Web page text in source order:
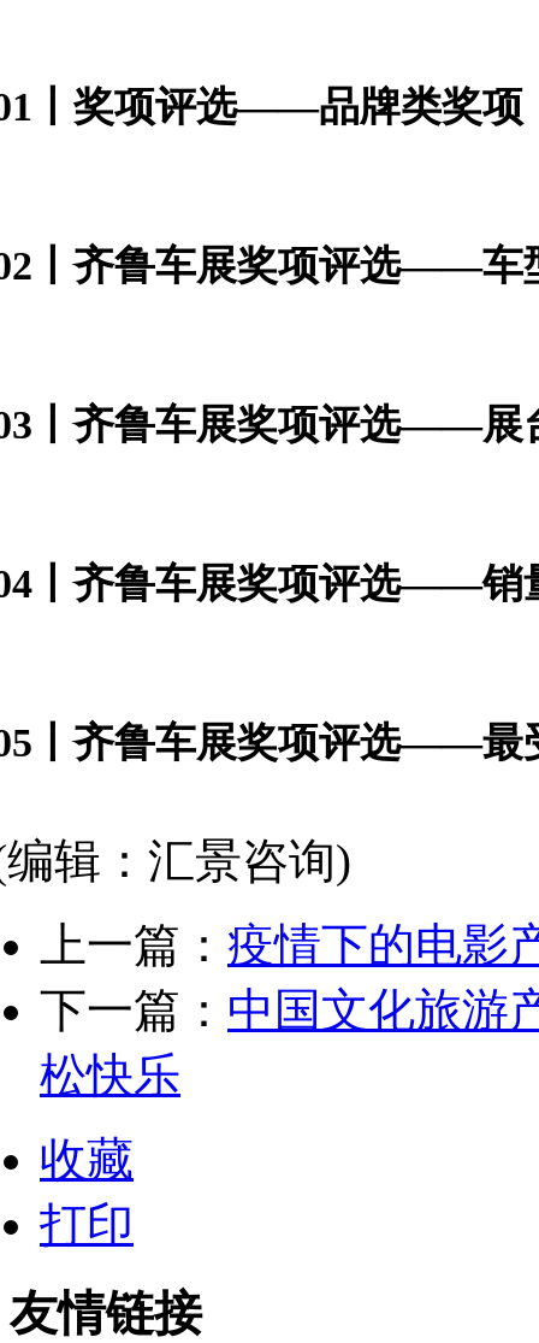
丨奖项评选——品牌类奖项
丨齐鲁车展奖项评选——车
丨齐鲁车展奖项评选——展
丨齐鲁车展奖项评选——销
丨齐鲁车展奖项评选——最
辑：汇景咨询)
上一篇： 疫情下的电影
下一篇： 中国文化旅游
松快乐
收藏
打印
友情链接